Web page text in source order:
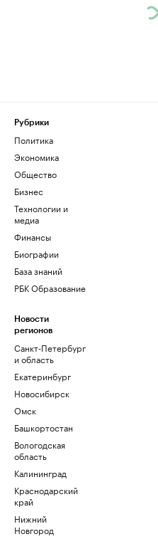
Рубрики
Политика
Экономика
Общество
Бизнес
Технологии и
медиа
Финансы
Биографии
База знаний
РБК Образование
Новости
регионов
Санкт-Петербург
и область
Екатеринбург
Новосибирск
Омск
Башкортостан
Вологодская
область
Калининград
Краснодарский
край
Нижний
Новгород